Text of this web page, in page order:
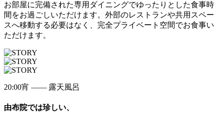
お部屋に完備された専用ダイニングでゆったりとした食事時
間をお過ごしいただけます。外部のレストランや共用スペー
スへ移動する必要はなく、完全プライベート空間でお食事い
ただけます。
20:00宵 —— 露天風呂
由布院では珍しい、